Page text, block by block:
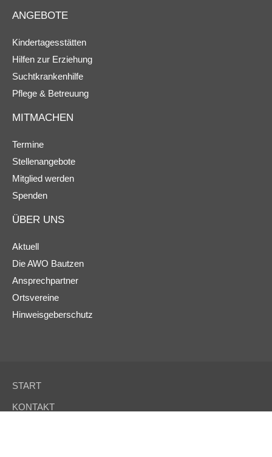
ANGEBOTE
Kindertagesstätten
Hilfen zur Erziehung
Suchtkrankenhilfe
Pflege & Betreuung
MITMACHEN
Termine
Stellenangebote
Mitglied werden
Spenden
ÜBER UNS
Aktuell
Die AWO Bautzen
Ansprechpartner
Ortsvereine
Hinweisgeberschutz
START
KONTAKT